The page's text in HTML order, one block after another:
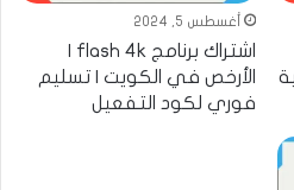
أغسطس 5, 2024
الأرخص في الكويت | تسليم
فوري لكود التفعيل